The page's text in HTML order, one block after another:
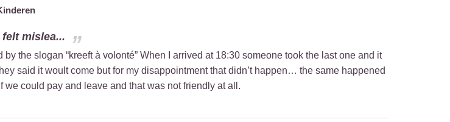
mislea...
the slogan “kreeft à volonté” When I arrived at 18:30 someone took the last one and it
said it woult come but for my disappointment that didn’t happen… the same happened
could pay and leave and that was not friendly at all.